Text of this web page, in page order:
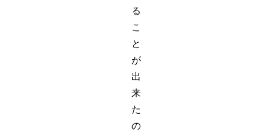
る
こ
と
が
出
来
た
の